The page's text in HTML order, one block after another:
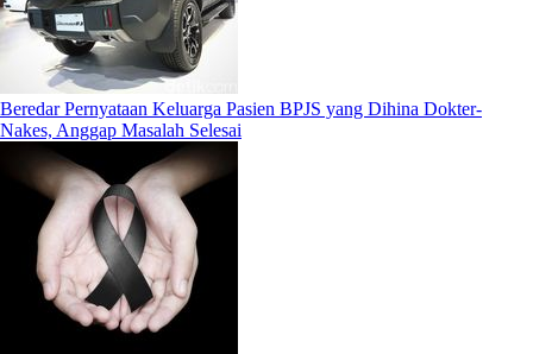
Beredar Pernyataan Keluarga Pasien BPJS yang Dihina Dokter-
Nakes, Anggap Masalah Selesai